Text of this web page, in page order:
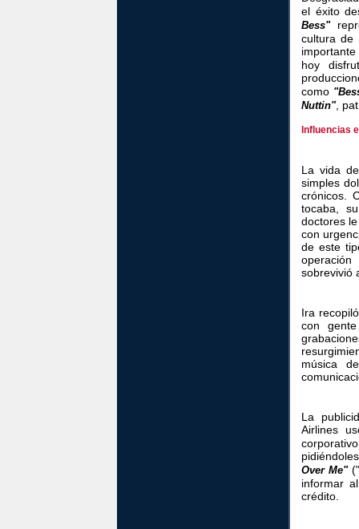
el éxito
Bess"
cultura de
hoy
como
Nuttin",
Influencias
La vida
simples
crónicos.
tocaba,
doctores
con
de este
sobrevivió
Ira
con
música
La
Airlines
Over Me"
informar
crédito.